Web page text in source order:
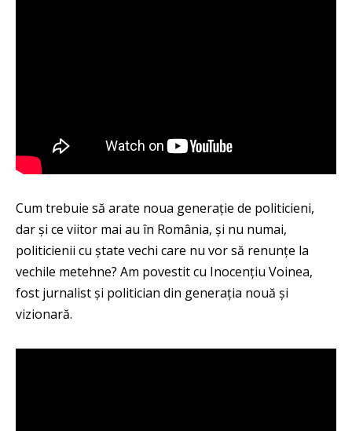
Cum trebuie să arate noua generație de politicieni,
dar și ce viitor mai au în România, și nu numai,
politicienii cu ștate vechi care nu vor să renunțe la
vechile metehne? Am povestit cu Inocențiu Voinea,
fost jurnalist și politician din generația nouă și
vizionară.